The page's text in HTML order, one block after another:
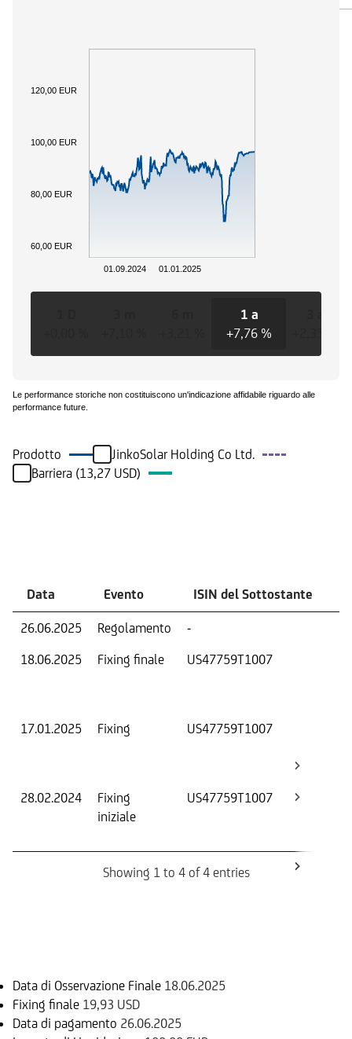
01.01.2025
01.09.2024
60,00 EUR
80,00 EUR
100,00 EUR
120,00 EUR
1 a
+7,76 %
Le performance storiche non costituiscono un'indicazione affidabile riguardo alle
performance future.
Prodotto
JinkoSolar Holding Co Ltd.
Barriera (13,27 USD)
Data Evento ISIN del Sottostante
26.06.2025 Regolamento -
18.06.2025
Fixing finale US47759T1007
17.01.2025
Fixing US47759T1007
28.02.2024
Fixing
iniziale
US47759T1007
Showing 1 to 4 of 4 entries
Data di Osservazione Finale 18.06.2025
Fixing finale 19,93 USD
Data di pagamento 26.06.2025